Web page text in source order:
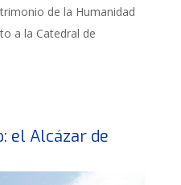
de la Humanidad
a la Catedral de
el Alcázar de